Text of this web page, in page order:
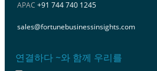
APAC +91 744 740 1245
sales@fortunebusinessinsights.com
연결하다 ~와 함께 우리를